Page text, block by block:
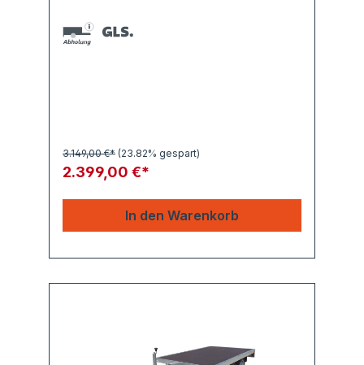
2.399,00 €*
3.149,00 €* (23.82% gespart)
In den Warenkorb